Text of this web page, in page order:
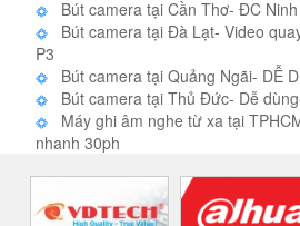
Bút camera tại Cần Thơ- ĐC
Bút camera tại Đà Lạt- Video
P3
Bút camera tại Quảng Ngãi- DỄ
Bút camera tại Thủ Đức- Dễ
Máy ghi âm nghe từ xa tại
nhanh 30ph